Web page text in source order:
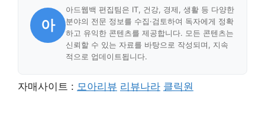
아
아드웹백 편집팀은 IT, 건강, 경제, 생활 등 다양한
분야의 전문 정보를 수집·검토하여 독자에게 정확
하고 유익한 콘텐츠를 제공합니다. 모든 콘텐츠는
신뢰할 수 있는 자료를 바탕으로 작성되며, 지속
적으로 업데이트됩니다.
자매사이트 : 모아리뷰 리뷰나라 클릭원